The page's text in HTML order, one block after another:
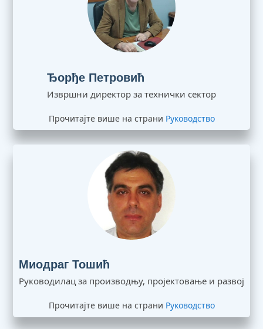
Ђорђе Петровић
Извршни директор за технички сектор
Прочитајте више на страни Руководство
Миодраг Тошић
Руководилац за производњу, пројектовање и развој
Прочитајте више на страни Руководство